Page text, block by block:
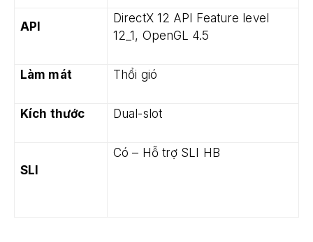
API
DirectX 12 API Feature level
12_1, OpenGL 4.5
Làm mát Thổi gió
Kích thước Dual-slot
SLI
Có – Hỗ trợ SLI HB